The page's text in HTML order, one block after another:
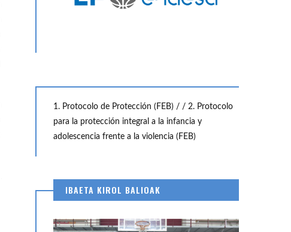
1. Protocolo de Protección (FEB) / / 2. Protocolo
para la protección integral a la infancia y
adolescencia frente a la violencia (FEB)
IBAETA KIROL BALIOAK